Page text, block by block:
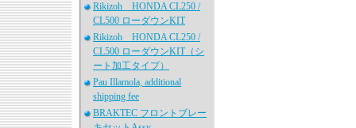
Rikizoh HONDA CL250 /
CL500 ローダウンKIT
Rikizoh HONDA CL250 /
CL500 ローダウンKIT（シ
ート加工タイプ）
Pau Illamola, additional
shipping fee
BRAKTEC フロントブレー